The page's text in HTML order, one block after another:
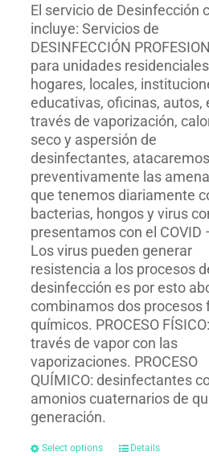
El servicio de Desinfección
incluye: Servicios de
DESINFECCIÓN
para unidades
hogares, locales,
educativas, oficinas, autos,
través de vaporización,
seco y aspersión de
desinfectantes, atacaremos
preventivamente las
que tenemos diariamente
bacterias, hongos y virus
presentamos con el COVID
Los virus pueden generar
resistencia a los procesos
desinfección es por esto
combinamos dos procesos
químicos. PROCESO
través de vapor con las
vaporizaciones. PROCESO
QUÍMICO: desinfectantes
amonios cuaternarios de
generación.
Select options Details